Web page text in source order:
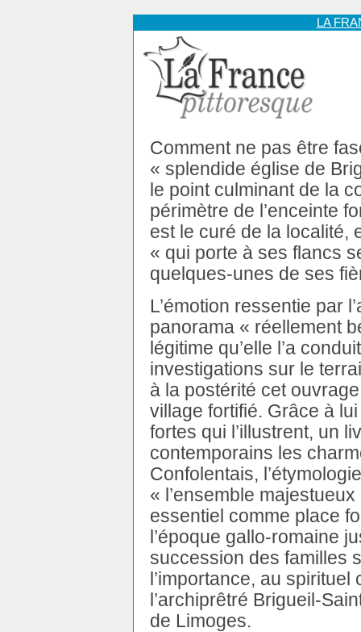
LA
Comment ne pas être
« splendide église de
le point culminant de la
périmètre de l’enceinte
est le curé de la localité,
« qui porte à ses flancs
quelques-unes de ses
L’émotion ressentie par
panorama « réellement
légitime qu’elle l’a
investigations sur le
à la postérité cet
village fortifié. Grâce à
fortes qui l’illustrent, un
contemporains les
Confolentais,
« l’ensemble
essentiel comme place
l’époque gallo-romaine
succession des familles
l’importance, au
l’archiprêtré Brigueil-
de Limoges.